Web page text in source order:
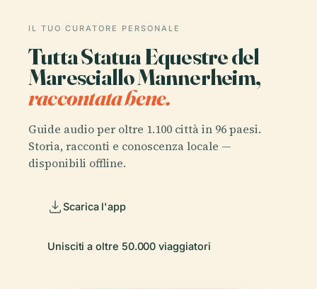
IL TUO CURATORE PERSONALE
Tutta Statua Equestre del
Maresciallo Mannerheim,
raccontata bene.
Guide audio per oltre 1.100 città in 96 paesi.
Storia, racconti e conoscenza locale —
disponibili offline.
Scarica l'app
Unisciti a oltre 50.000 viaggiatori